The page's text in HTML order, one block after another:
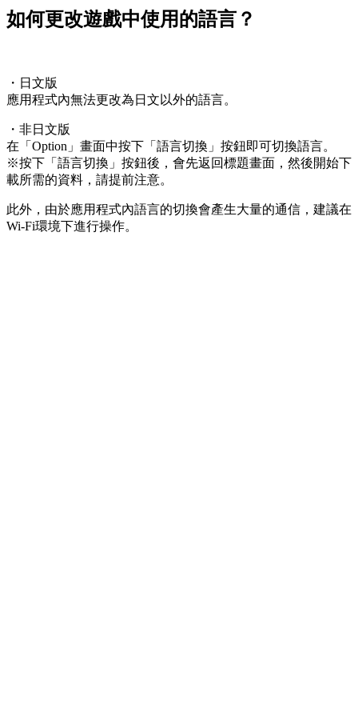
如何更改遊戲中使用的語言？
・日文版
應用程式內無法更改為日文以外的語言。
・非日文版
在「Option」畫面中按下「語言切換」按鈕即可切換語言。
※按下「語言切換」按鈕後，會先返回標題畫面，然後開始下
載所需的資料，請提前注意。
此外，由於應用程式內語言的切換會產生大量的通信，建議在
Wi-Fi環境下進行操作。